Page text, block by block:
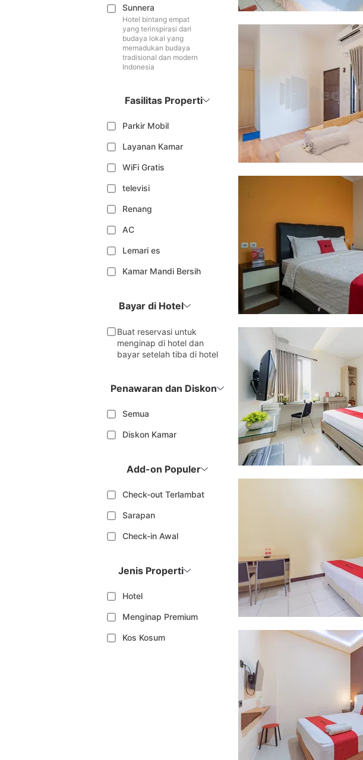
Sunnera
Hotel bintang empat
yang terinspirasi dari
budaya lokal yang
memadukan budaya
tradisional dan modern
Indonesia
Fasilitas Properti
Parkir Mobil
Layanan Kamar
WiFi Gratis
televisi
Renang
AC
Lemari es
Kamar Mandi Bersih
Bayar di Hotel
Buat reservasi untuk
menginap di hotel dan
bayar setelah tiba di hotel
Penawaran dan Diskon
Semua
Diskon Kamar
Add-on Populer
Check-out Terlambat
Sarapan
Check-in Awal
Jenis Properti
Hotel
Menginap Premium
Kos Kosum